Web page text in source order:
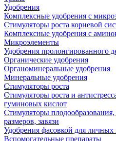
Удобрения
Комплексные удобрения с
Стимуляторы роста корневой
Комплексные удобрения с
Микроэлементы
Удобрения пролонгированного
Органические удобрения
Органоминеральные удобрения
Минеральные удобрения
Стимуляторы роста
Стимуляторы роста и
гуминовых кислот
Стимуляторы плодообразования,
размеров, завязи
Удобрения фасовкой для личных
Вспомогательные препараты